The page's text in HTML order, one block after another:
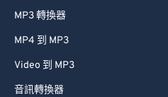
MP3 轉換器
MP4 到 MP3
Video 到 MP3
音訊轉換器